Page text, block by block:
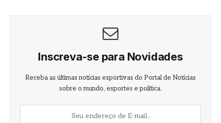
Inscreva-se para Novidades
Receba as últimas notícias esportivas do Portal de Notícias
sobre o mundo, esportes e política.